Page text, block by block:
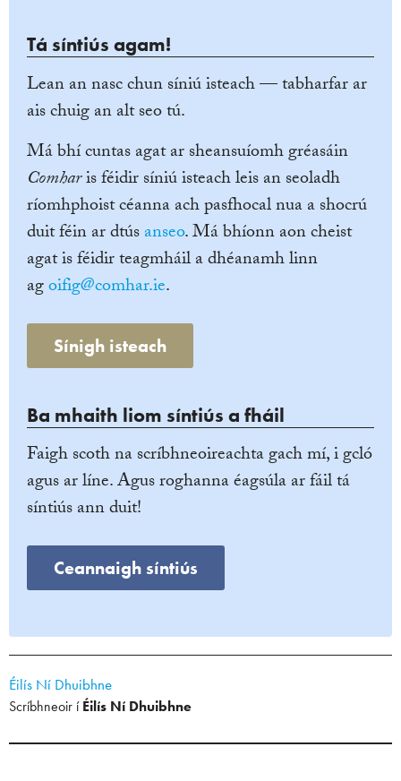
Tá síntiús agam!
Lean an nasc chun síniú isteach — tabharfar ar
ais chuig an alt seo tú.
Má bhí cuntas agat ar sheansuíomh gréasáin
Comharis féidir síniú isteach leis an seoladh
ríomhphoist céanna ach pasfhocal nua a shocrú
duit féin ar dtúsanseo. Má bhíonn aon cheist
agat is féidir teagmháil a dhéanamh linn
agoifig@comhar.ie.
Sínigh isteach
Ba mhaith liom síntiús a fháil
Faigh scoth na scríbhneoireachta gach mí, i gcló
agus ar líne. Agus roghanna éagsúla ar fáil tá
síntiús ann duit!
Ceannaigh síntiús
Éilís Ní Dhuibhne
Scríbhneoir íÉilís Ní Dhuibhne